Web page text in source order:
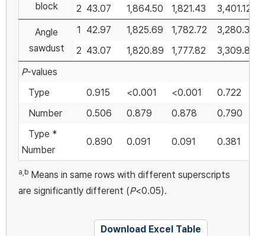
block
2 43.07 1,864.50 1,821.43 3,401.12
Angle
sawdust
1 42.97 1,825.69 1,782.72 3,280.35
2 43.07 1,820.89 1,777.82 3,309.80
P-values
Type
0.915 <0.001 <0.001 0.722
Number
0.506 0.879 0.878 0.790
Type *
Number
0.890 0.091 0.091 0.381
a,b Means in same rows with different superscripts
are significantly different (P<0.05).
Download Excel Table